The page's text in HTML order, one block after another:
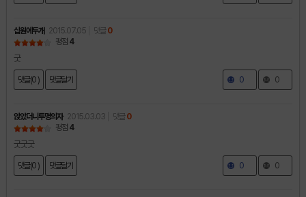
십원에두개 2015.07.05 댓글 0
평점 4
굿
댓글(0 ) 댓글달기 0 0
앉았더니투명의자 2015.03.03 댓글 0
평점 4
굿굿굿
댓글(0 ) 댓글달기 0 0